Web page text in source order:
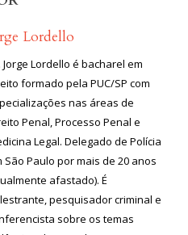
Lordello
Jorge Lordello é bacharel em
formado pela PUC/SP com
nas áreas de
Penal, Processo Penal e
Legal. Delegado de Polícia
São Paulo por mais de 20 anos
afastado). É
pesquisador criminal e
sobre os temas